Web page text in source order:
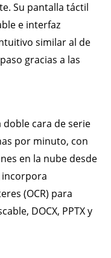
Su pantalla táctil
e interfaz
similar al de
gracias a las
cara de serie
por minuto, con
en la nube desde
incorpora
(OCR) para
DOCX, PPTX y